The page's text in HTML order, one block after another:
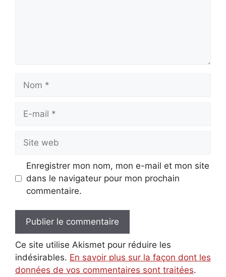
mail
web
Enregistrer mon nom, mon e-mail et mon site
dans le navigateur pour mon prochain
commentaire.
Ce site utilise Akismet pour réduire les
indésirables. En savoir plus sur la façon dont les
données de vos commentaires sont traitées.